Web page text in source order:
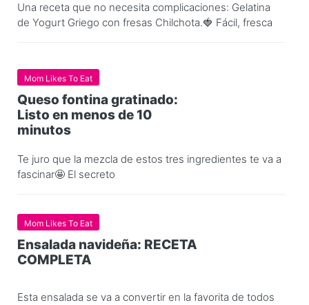
Una receta que no necesita complicaciones: Gelatina
de Yogurt Griego con fresas Chilchota.🍓 Fácil, fresca
Mom Likes To Eat
Queso fontina gratinado:
Listo en menos de 10
minutos
Te juro que la mezcla de estos tres ingredientes te va a
fascinar🤩 El secreto
Mom Likes To Eat
Ensalada navideña: RECETA
COMPLETA
Esta ensalada se va a convertir en la favorita de todos